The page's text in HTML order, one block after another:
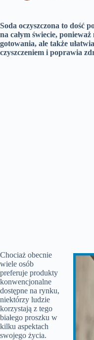
Soda oczyszczona to dość
na całym świecie,
gotowania, ale także
czyszczeniem i poprawia
Chociaż obecnie
wiele osób
preferuje produkty
konwencjonalne
dostępne na rynku,
niektórzy ludzie
korzystają z tego
białego proszku w
kilku aspektach
swojego życia.